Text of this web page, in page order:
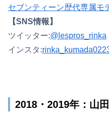
セブンティーン歴代専属モ
【SNS情報】
ツイッター:@lespros_rinka
インスタ:
2018・2019年：山